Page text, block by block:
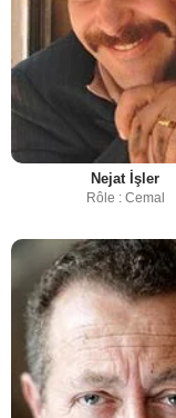
Nejat İşler
Rôle : Cemal